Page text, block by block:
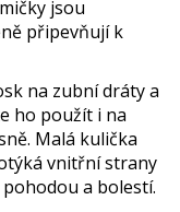
jsou
připevňují k
na zubní dráty a
ho použít i na
Malá kulička
vnitřní strany
a bolestí.